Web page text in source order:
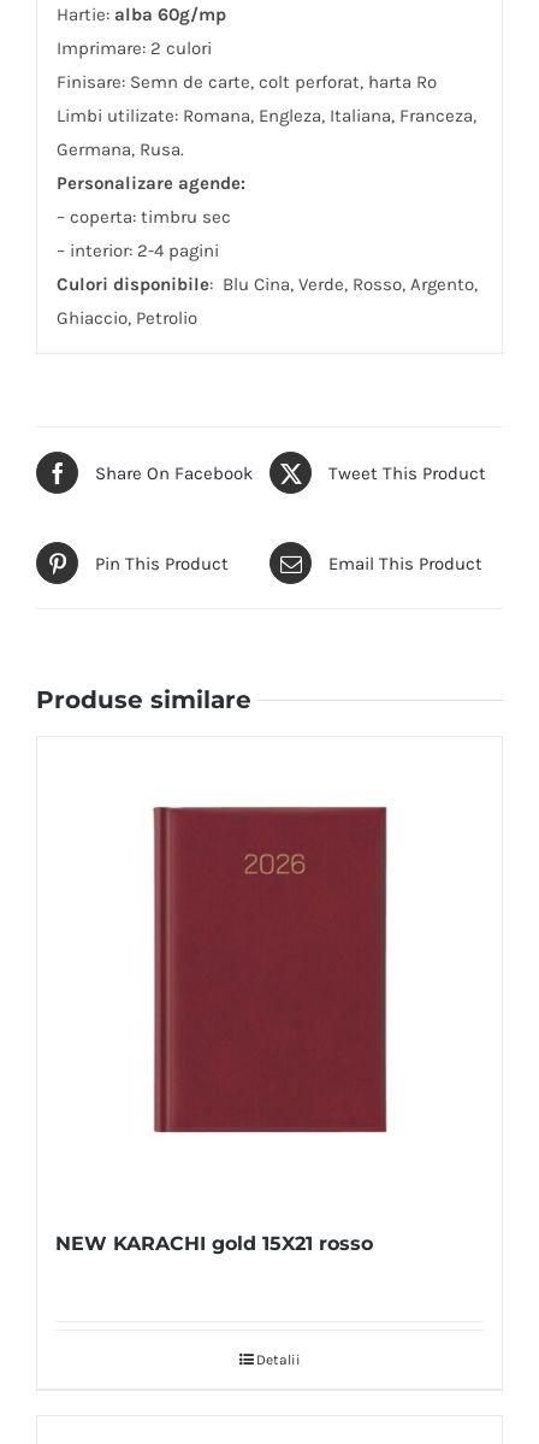
Hartie: alba 60g/mp
Imprimare: 2 culori
Finisare: Semn de carte, colt perforat, harta Ro
Limbi utilizate: Romana, Engleza, Italiana, Franceza,
Germana, Rusa.
Personalizare agende:
– coperta: timbru sec
– interior: 2-4 pagini
Culori disponibile: Blu Cina, Verde, Rosso, Argento,
Ghiaccio, Petrolio
Share On Facebook Tweet This Product
Pin This Product Email This Product
Produse similare
NEW KARACHI gold 15X21 rosso
Detalii